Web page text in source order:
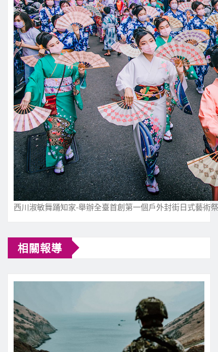
西川淑敏舞踊知家-舉辦全臺首創第一個戶外封街日式藝術
相關報導